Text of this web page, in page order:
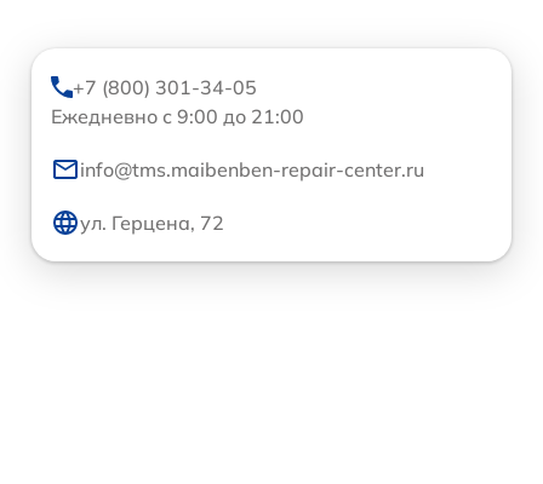
+7 (800) 301-34-05
Ежедневно с 9:00 до 21:00
info@tms.maibenben-repair-center.ru
ул. Герцена, 72